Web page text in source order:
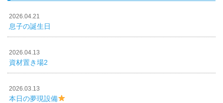
2026.04.21
息子の誕生日
2026.04.13
資材置き場2
2026.03.13
本日の夢現設備